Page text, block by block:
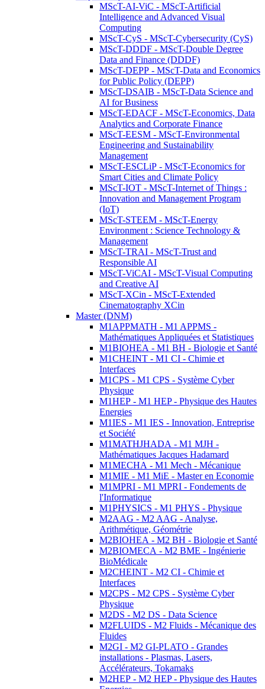
MScT-AI-ViC - MScT-Artificial
Intelligence and Advanced Visual
Computing
MScT-CyS - MScT-Cybersecurity (CyS)
MScT-DDDF - MScT-Double Degree
Data and Finance (DDDF)
MScT-DEPP - MScT-Data and Economics
for Public Policy (DEPP)
MScT-DSAIB - MScT-Data Science and
AI for Business
MScT-EDACF - MScT-Economics, Data
Analytics and Corporate Finance
MScT-EESM - MScT-Environmental
Engineering and Sustainability
Management
MScT-ESCLiP - MScT-Economics for
Smart Cities and Climate Policy
MScT-IOT - MScT-Internet of Things :
Innovation and Management Program
(IoT)
MScT-STEEM - MScT-Energy
Environment : Science Technology &
Management
MScT-TRAI - MScT-Trust and
Responsible AI
MScT-ViCAI - MScT-Visual Computing
and Creative AI
MScT-XCin - MScT-Extended
Cinematography XCin
Master (DNM)
M1APPMATH - M1 APPMS -
Mathématiques Appliquées et Statistiques
M1BIOHEA - M1 BH - Biologie et Santé
M1CHEINT - M1 CI - Chimie et
Interfaces
M1CPS - M1 CPS - Système Cyber
Physique
M1HEP - M1 HEP - Physique des Hautes
Energies
M1IES - M1 IES - Innovation, Entreprise
et Société
M1MATHJHADA - M1 MJH -
Mathématiques Jacques Hadamard
M1MECHA - M1 Mech - Mécanique
M1MIE - M1 MiE - Master en Economie
M1MPRI - M1 MPRI - Fondements de
l'Informatique
M1PHYSICS - M1 PHYS - Physique
M2AAG - M2 AAG - Analyse,
Arithmétique, Géométrie
M2BIOHEA - M2 BH - Biologie et Santé
M2BIOMECA - M2 BME - Ingénierie
BioMédicale
M2CHEINT - M2 CI - Chimie et
Interfaces
M2CPS - M2 CPS - Système Cyber
Physique
M2DS - M2 DS - Data Science
M2FLUIDS - M2 Fluids - Mécanique des
Fluides
M2GI - M2 GI-PLATO - Grandes
installations - Plasmas, Lasers,
Accélérateurs, Tokamaks
M2HEP - M2 HEP - Physique des Hautes